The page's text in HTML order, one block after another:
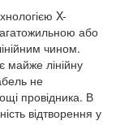
X-
або
чином.
майже лінійну
не
провідника. В
відтворення у